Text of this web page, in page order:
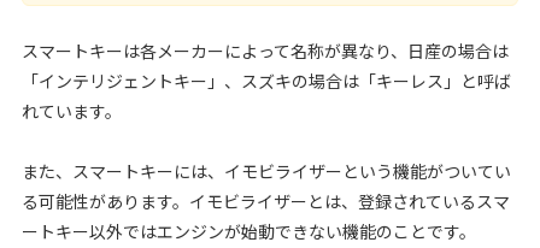
スマートキーは各メーカーによって名称が異なり、日産の場合は
「インテリジェントキー」、スズキの場合は「キーレス」と呼ば
れています。
また、スマートキーには、イモビライザーという機能がついてい
る可能性があります。イモビライザーとは、登録されているスマ
ートキー以外ではエンジンが始動できない機能のことです。